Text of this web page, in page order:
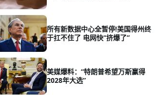
所有新数据中心全暂停!美国得州终
于扛不住了 电网快“挤爆了”
美媒爆料：“特朗普希望万斯赢得
2028年大选”